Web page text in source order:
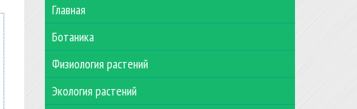
Главная
Ботаника
Физиология растений
Экология растений